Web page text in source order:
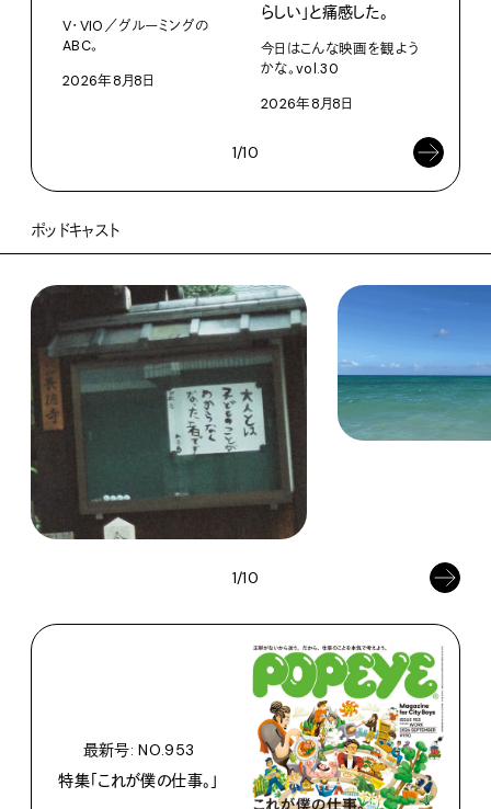
V・VIO／グルーミングの
ABC。
2026年8月8日
らしい」と痛感した。
今日はこんな映画を観よう
かな。vol.30
2026年8月8日
1/10
ポッドキャスト
1/10
最新号: NO.953
特集「これが僕の仕事。」